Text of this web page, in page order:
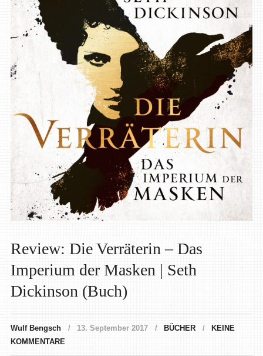
Review: Die Verräterin – Das
Imperium der Masken | Seth
Dickinson (Buch)
Wulf Bengsch 13. September 2017 BÜCHER
KEINE
KOMMENTARE